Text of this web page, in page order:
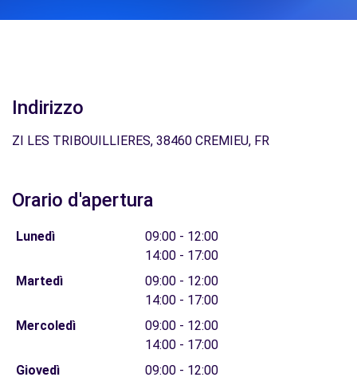
Indirizzo
ZI LES TRIBOUILLIERES, 38460 CREMIEU, FR
Orario d'apertura
Lunedì
09:00 - 12:00
14:00 - 17:00
Martedì
09:00 - 12:00
14:00 - 17:00
Mercoledì
09:00 - 12:00
14:00 - 17:00
Giovedì
09:00 - 12:00